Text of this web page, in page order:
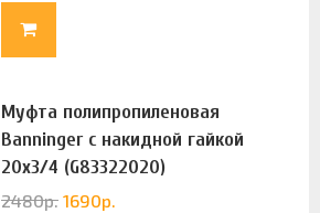
Муфта полипропиленовая
Banninger с накидной гайкой
20х3/4 (G83322020)
2480р. 1690р.